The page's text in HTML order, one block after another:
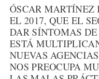
ÓSCAR MARTÍNEZ
EL 2017, QUE EL
DAR SÍNTOMAS
ESTÁ
NUEVAS
NOS PREOCUPA